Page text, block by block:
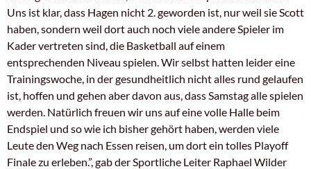
Uns ist klar, dass Hagen nicht 2. geworden ist, nur weil sie Scott
haben, sondern weil dort auch noch viele andere Spieler im
Kader vertreten sind, die Basketball auf einem
entsprechenden Niveau spielen. Wir selbst hatten leider eine
Trainingswoche, in der gesundheitlich nicht alles rund gelaufen
ist, hoffen und gehen aber davon aus, dass Samstag alle spielen
werden. Natürlich freuen wir uns auf eine volle Halle beim
Endspiel und so wie ich bisher gehört haben, werden viele
Leute den Weg nach Essen reisen, um dort ein tolles Playoff
Finale zu erleben.”, gab der Sportliche Leiter Raphael Wilder